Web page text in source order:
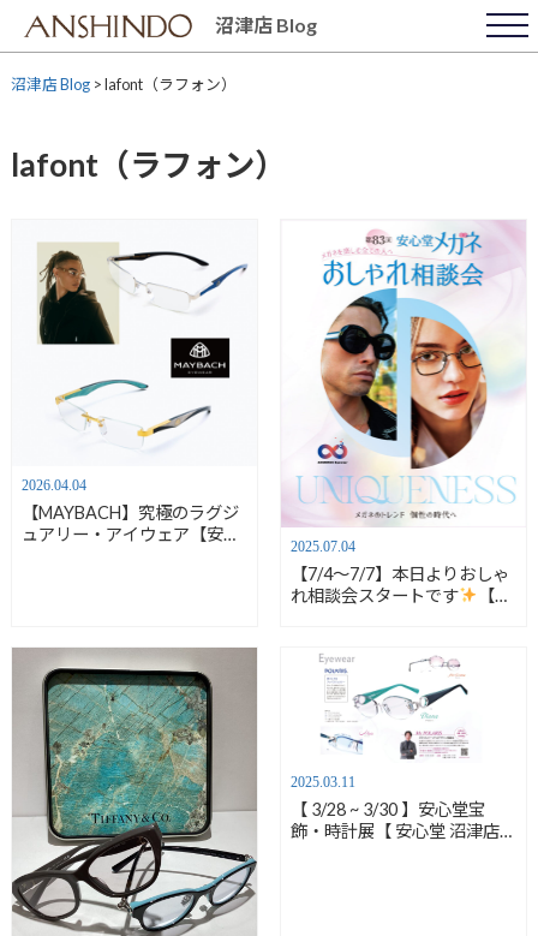
content
沼津店 Blog
沼津店 Blog>lafont（ラフォン）
lafont（ラフォン）
2026.04.04
【MAYBACH】究極のラグジ
ュアリー・アイウェア【安心
2025.07.04
【7/4～7/7】本日よりおしゃ
れ相談会スタートです
【安
2025.03.11
【 3/28 ~ 3/30 】安心堂宝
飾・時計展【 安心堂 沼津店